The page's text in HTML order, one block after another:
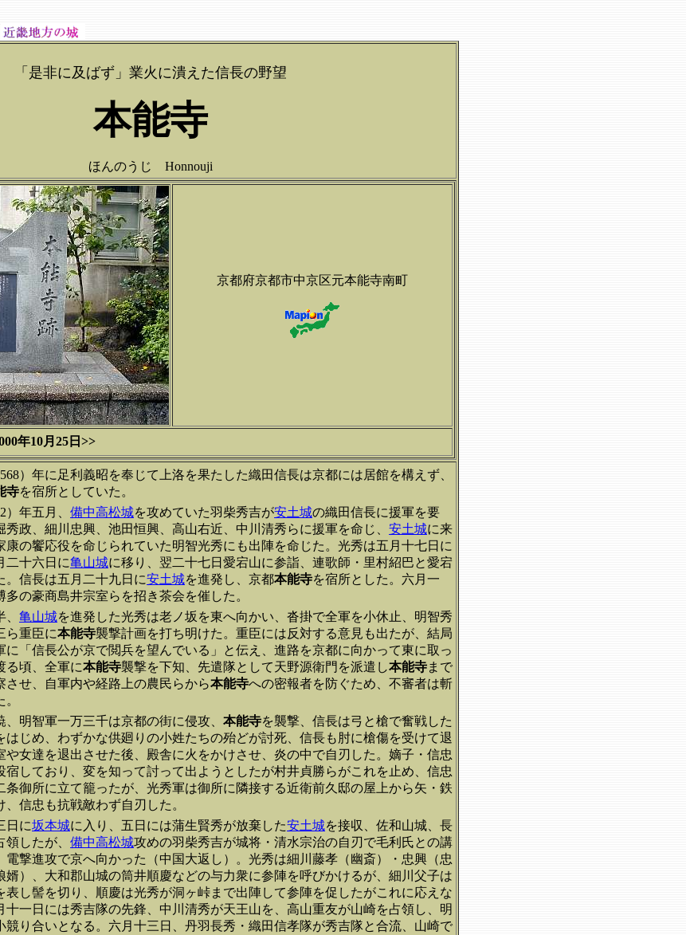
「是非に及ばず」業火に潰えた信長の野望
本能寺
ほんのうじ Honnouji
京都府京都市中京区元本能寺南町
年10月25日>>
）年に足利義昭を奉じて上洛を果たした織田信長は京都には居館を構えず、
寺を宿所としていた。
）年五月、 備中高松城を攻めていた羽柴秀吉が安土城の織田信長に援軍を要
秀政、細川忠興、池田恒興、高山右近、中川清秀らに援軍を命じ、 安土城に来
康の饗応役を命じられていた明智光秀にも出陣を命じた。光秀は五月十七日に
二十六日に亀山城に移り、翌二十七日愛宕山に参詣、連歌師・里村紹巴と愛宕
。信長は五月二十九日に安土城を進発し、京都本能寺を宿所とした。六月一
多の豪商島井宗室らを招き茶会を催した。
亀山城を進発した光秀は老ノ坂を東へ向かい、沓掛で全軍を小休止、明智秀
ら重臣に本能寺襲撃計画を打ち明けた。重臣には反対する意見も出たが、結局
に「信長公が京で閲兵を望んでいる」と伝え、進路を京都に向かって東に取っ
る頃、全軍に本能寺襲撃を下知、先遣隊として天野源衛門を派遣し本能寺まで
させ、自軍内や経路上の農民らから本能寺への密報者を防ぐため、不審者は斬
、明智軍一万三千は京都の街に侵攻、 本能寺を襲撃、信長は弓と槍で奮戦した
はじめ、わずかな供廻りの小姓たちの殆どが討死、信長も肘に槍傷を受けて退
や女達を退出させた後、殿舎に火をかけさせ、炎の中で自刃した。嫡子・信忠
宿しており、変を知って討って出ようとしたが村井貞勝らがこれを止め、信忠
条御所に立て籠ったが、光秀軍は御所に隣接する近衛前久邸の屋上から矢・鉄
、信忠も抗戦敵わず自刃した。
日に坂本城に入り、五日には蒲生賢秀が放棄した安土城を接収、佐和山城、長
したが、 備中高松城攻めの羽柴秀吉が城将・清水宗治の自刃で毛利氏との講
電撃進攻で京へ向かった（中国大返し）。光秀は細川藤孝（幽斎）・忠興（忠
婿）、大和郡山城の筒井順慶などの与力衆に参陣を呼びかけるが、細川父子は
表し髻を切り、順慶は光秀が洞ヶ峠まで出陣して参陣を促したがこれに応えな
十一日には秀吉隊の先鋒、中川清秀が天王山を、高山重友が山崎を占領し、明
競り合いとなる。六月十三日、丹羽長秀・織田信孝隊が秀吉隊と合流、山崎で